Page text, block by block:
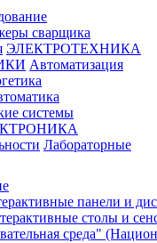
сварщика
ЭЛЕКТРОТЕХНИКА
Автоматизация
системы
Лабораторные
панели и
столы и
среда"